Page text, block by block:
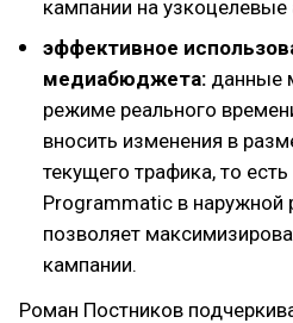
кампании на узкоцелевые
эффективное
медиабюджета: данные
режиме реального
вносить изменения в
текущего трафика, то
Programmatic в наружной
позволяет
кампании.
Роман Постников